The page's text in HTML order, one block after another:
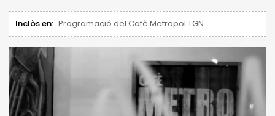
Inclòs en: Programació del Cafè Metropol TGN